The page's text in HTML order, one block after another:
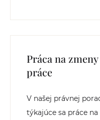
Práca na
práce
V našej právnej
týkajúce sa práce